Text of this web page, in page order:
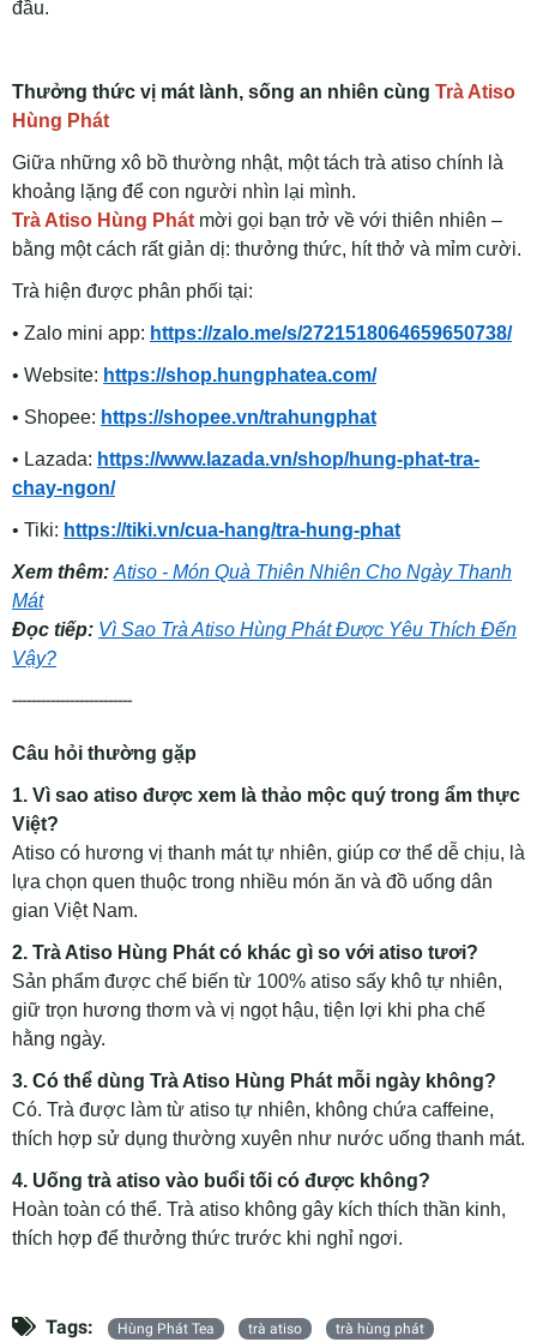
đầu.
Thưởng thức vị mát lành, sống an nhiên cùng Trà Atiso
Hùng Phát
Giữa những xô bồ thường nhật, một tách trà atiso chính là
khoảng lặng để con người nhìn lại mình.
Trà Atiso Hùng Phát mời gọi bạn trở về với thiên nhiên –
bằng một cách rất giản dị: thưởng thức, hít thở và mỉm cười.
Trà hiện được phân phối tại:
• Zalo mini app: https://zalo.me/s/2721518064659650738/
• Website: https://shop.hungphatea.com/
• Shopee: https://shopee.vn/trahungphat
• Lazada: https://www.lazada.vn/shop/hung-phat-tra-
chay-ngon/
• Tiki: https://tiki.vn/cua-hang/tra-hung-phat
Xem thêm: Atiso - Món Quà Thiên Nhiên Cho Ngày Thanh
Mát
Đọc tiếp: Vì Sao Trà Atiso Hùng Phát Được Yêu Thích Đến
Vậy?
-------------------------
Câu hỏi thường gặp
1. Vì sao atiso được xem là thảo mộc quý trong ẩm thực
Việt?
Atiso có hương vị thanh mát tự nhiên, giúp cơ thể dễ chịu, là
lựa chọn quen thuộc trong nhiều món ăn và đồ uống dân
gian Việt Nam.
2. Trà Atiso Hùng Phát có khác gì so với atiso tươi?
Sản phẩm được chế biến từ 100% atiso sấy khô tự nhiên,
giữ trọn hương thơm và vị ngọt hậu, tiện lợi khi pha chế
hằng ngày.
3. Có thể dùng Trà Atiso Hùng Phát mỗi ngày không?
Có. Trà được làm từ atiso tự nhiên, không chứa caffeine,
thích hợp sử dụng thường xuyên như nước uống thanh mát.
4. Uống trà atiso vào buổi tối có được không?
Hoàn toàn có thể. Trà atiso không gây kích thích thần kinh,
thích hợp để thưởng thức trước khi nghỉ ngơi.
Tags: Hùng Phát Tea trà atiso
trà hùng phát